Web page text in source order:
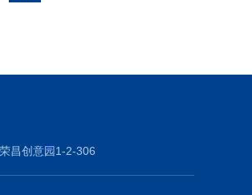
昌创意园1-2-306